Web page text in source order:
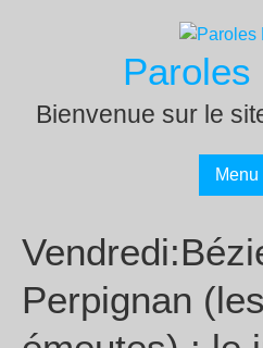
Paroles
Bienvenue sur le
Menu
Perpignan